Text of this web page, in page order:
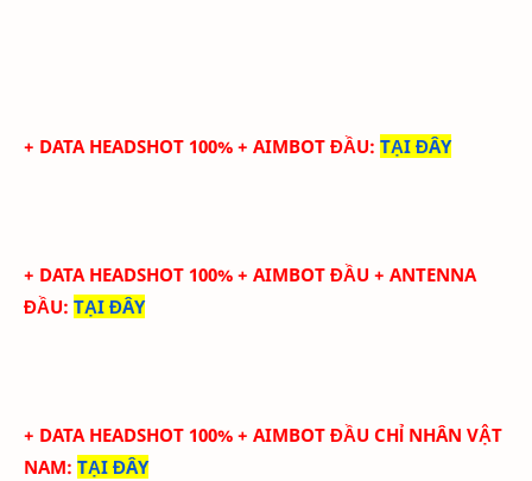
+ DATA HEADSHOT 100% + AIMBOT ĐẦU: TẠI ĐÂY
+ DATA HEADSHOT 100% + AIMBOT ĐẦU + ANTENNA
ĐẦU: TẠI ĐÂY
+ DATA HEADSHOT 100% + AIMBOT ĐẦU CHỈ NHÂN VẬT
NAM: TẠI ĐÂY